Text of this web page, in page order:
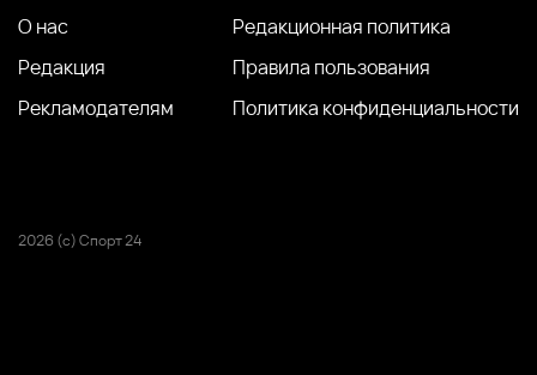
О нас
Редакция
Рекламодателям
Редакционная политика
Правила пользования
Политика конфиденциальности
2026 (с) Спорт 24